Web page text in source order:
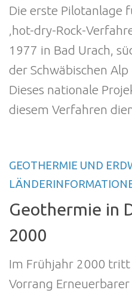
Die erste Pilotanlage
‚hot-dry-Rock-
1977 in Bad Urach,
der Schwäbischen
Dieses nationale
diesem Verfahren
GEOTHERMIE UND
Geothermie in
2000
Im Frühjahr 2000 tritt
Vorrang Erneuerbarer